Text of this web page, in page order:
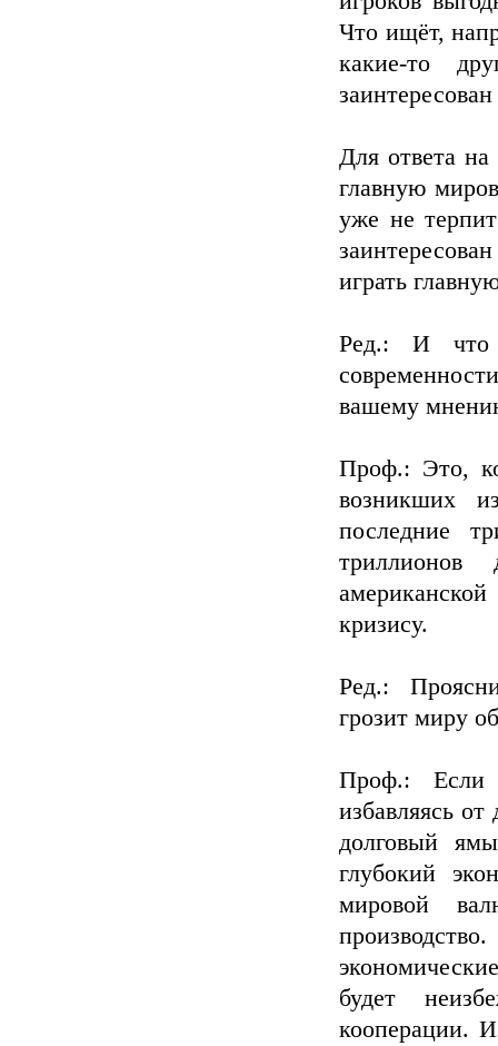
Что ищёт,
какие-то
Для ответа на
главную
уже не
играть
Ред.: И что
вашему
Проф.: Это,
возникших
последние
кризису.
Ред.:
грозит миру
Проф.: Если
избавляясь
долговый
глубокий
мировой
будет
кооперации.